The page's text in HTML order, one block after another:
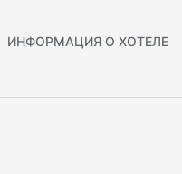
ИНФОРМАЦИЯ О ХОТЕЛЕ